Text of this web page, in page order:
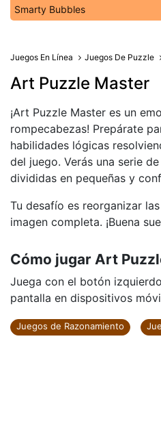
Smarty Bubbles
Juegos En Línea Juegos De Puzzle
Art Puzzle Master
¡Art Puzzle Master es un
rompecabezas! Prepárate
habilidades lógicas
del juego. Verás una serie
divididas en pequeñas y
Tu desafío es reorganizar
imagen completa. ¡Buena
Cómo jugar Art
Juega con el botón
pantalla en dispositivos
Juegos de Razonamiento